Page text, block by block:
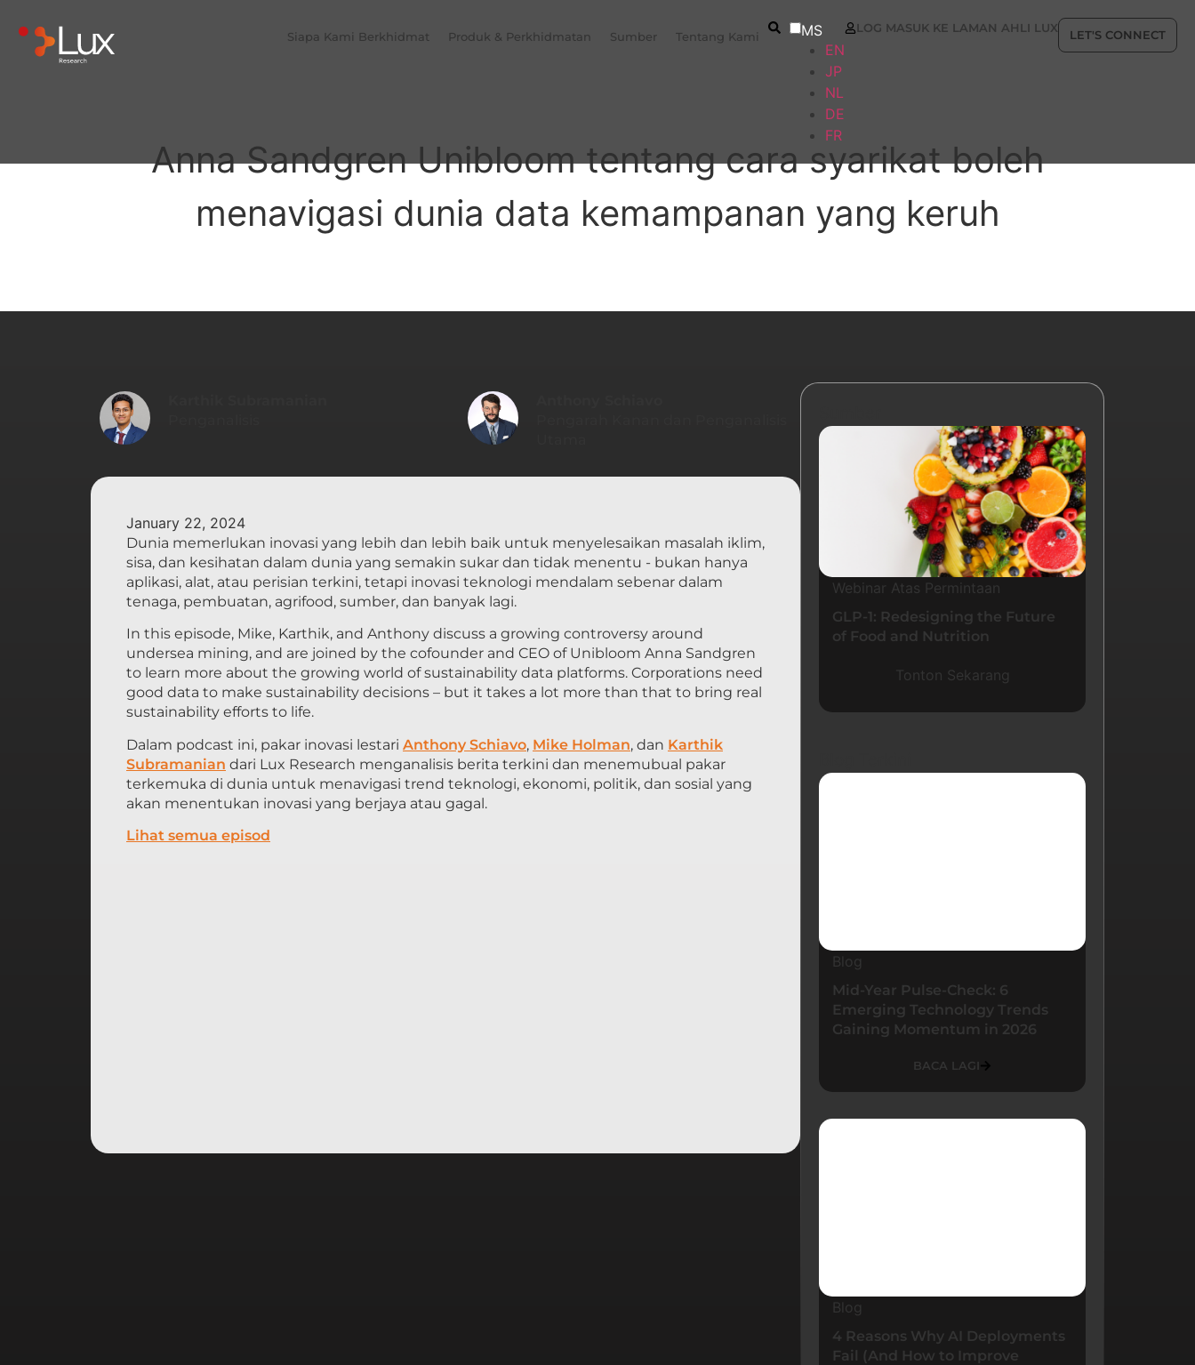
Siapa Kami Berkhidmat Produk & Perkhidmatan Sumber Tentang Kami
MS
EN
JP
NL
DE
FR
LOG MASUK KE LAMAN AHLI LUX
LET'S CONNECT
Anna Sandgren Unibloom tentang cara syarikat boleh
menavigasi dunia data kemampanan yang keruh
January 22, 2024
Dunia memerlukan inovasi yang lebih dan lebih baik untuk menyelesaikan masalah iklim,
sisa, dan kesihatan dalam dunia yang semakin sukar dan tidak menentu - bukan hanya
aplikasi, alat, atau perisian terkini, tetapi inovasi teknologi mendalam sebenar dalam
tenaga, pembuatan, agrifood, sumber, dan banyak lagi.
In this episode, Mike, Karthik, and Anthony discuss a growing controversy around
undersea mining, and are joined by the cofounder and CEO of Unibloom Anna Sandgren
to learn more about the growing world of sustainability data platforms. Corporations need
good data to make sustainability decisions – but it takes a lot more than that to bring real
sustainability efforts to life.
Dalam podcast ini, pakar inovasi lestari Anthony Schiavo, Mike Holman, dan Karthik
Subramanian dari Lux Research menganalisis berita terkini dan menemubual pakar
terkemuka di dunia untuk menavigasi trend teknologi, ekonomi, politik, dan sosial yang
akan menentukan inovasi yang berjaya atau gagal.
Lihat semua episod
Webinar Atas Permintaan
GLP-1: Redesigning the Future
of Food and Nutrition
Tonton Sekarang
Blog
Mid-Year Pulse-Check: 6
Emerging Technology Trends
Gaining Momentum in 2026
BACA LAGI
Blog
4 Reasons Why AI Deployments
Fail (And How to Improve